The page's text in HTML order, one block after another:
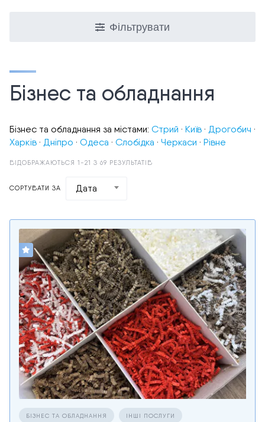
Фільтрувати
Бізнес та обладнання
Бізнес та обладнання за містами: Стрий · Київ · Дрогобич ·
Харків · Дніпро · Одеса · Слобідка · Черкаси · Рівне
ВІДОБРАЖАЮТЬСЯ 1-21 З 69 РЕЗУЛЬТАТІВ
СОРТУВАТИ ЗА Дата
БІЗНЕС ТА ОБЛАДНАННЯ ІНШІ ПОСЛУГИ